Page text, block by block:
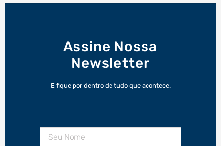
Assine Nossa
Newsletter
E fique por dentro de tudo que acontece.